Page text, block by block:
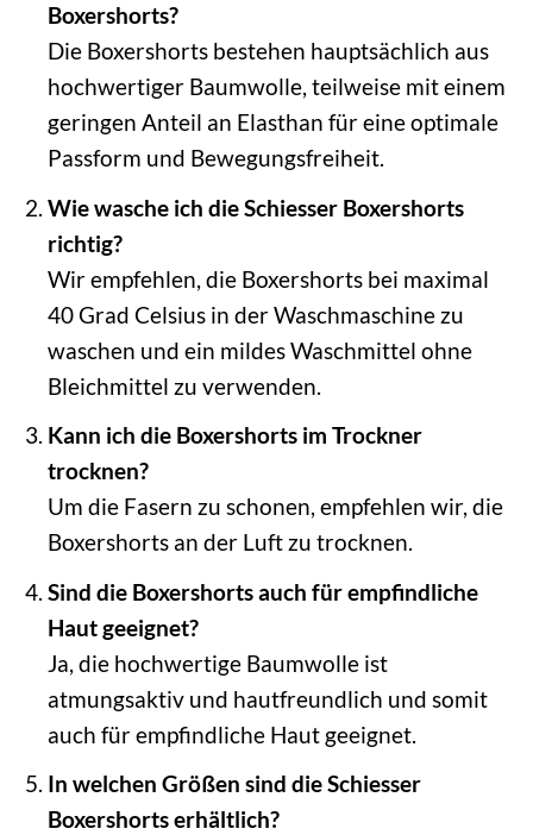
Boxershorts?
Die Boxershorts bestehen hauptsächlich aus
hochwertiger Baumwolle, teilweise mit einem
geringen Anteil an Elasthan für eine optimale
Passform und Bewegungsfreiheit.
Wie wasche ich die Schiesser Boxershorts
richtig?
Wir empfehlen, die Boxershorts bei maximal
40 Grad Celsius in der Waschmaschine zu
waschen und ein mildes Waschmittel ohne
Bleichmittel zu verwenden.
Kann ich die Boxershorts im Trockner
trocknen?
Um die Fasern zu schonen, empfehlen wir, die
Boxershorts an der Luft zu trocknen.
Sind die Boxershorts auch für empfindliche
Haut geeignet?
Ja, die hochwertige Baumwolle ist
atmungsaktiv und hautfreundlich und somit
auch für empfindliche Haut geeignet.
In welchen Größen sind die Schiesser
Boxershorts erhältlich?